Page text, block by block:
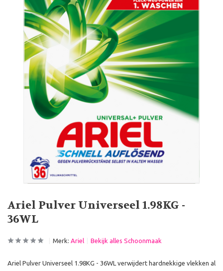
Ariel Pulver Universeel 1.98KG -
36WL
Merk: Ariel Bekijk alles Schoonmaak
Ariel Pulver Universeel 1.98KG - 36WL verwijdert hardnekkige vlekken al